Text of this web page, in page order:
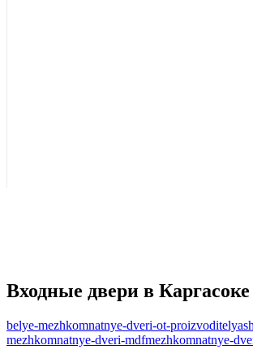
Входные двери в Каргасоке
belye-mezhkomnatnye-dveri-ot-proizvoditelya
mezhkomnatnye-dveri-mdfmezhkomnatnye-